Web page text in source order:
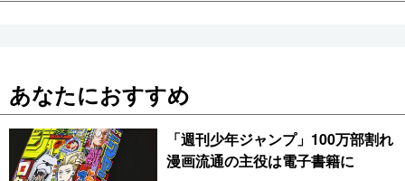
あなたにおすすめ
「週刊少年ジャンプ」100万部割れ
漫画流通の主役は電子書籍に